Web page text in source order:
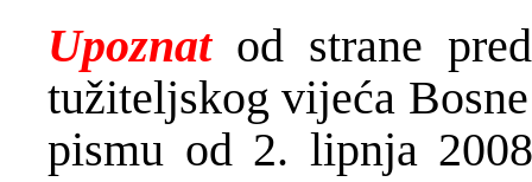
Upoznat od strane
tužiteljskog vijeća
pismu od 2. lipnja